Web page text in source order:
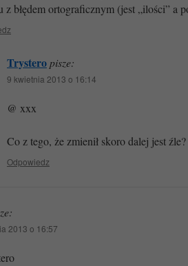
z błędem ortograficznym (jest „ilości” a
Trystero pisze:
9 kwietnia 2013 o 16:14
@ xxx
Co z tego, że zmienił skoro dalej jest źle?
Odpowiedz
2013 o 16:57